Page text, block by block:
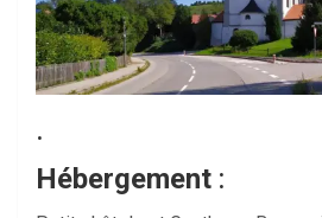
.
Hébergement :